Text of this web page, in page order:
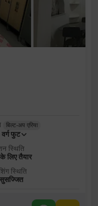
बिल्ट-अप एरिया
वर्ग फुट
स्थिति
लिए तैयार
स्थिति